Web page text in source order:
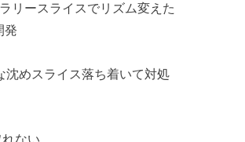
リースライスでリズム変えた
発
沈めスライス落ち着いて対処
ない